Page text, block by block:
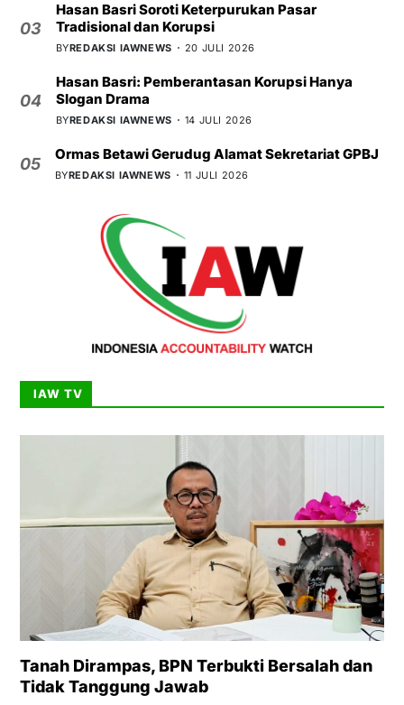
03
Hasan Basri Soroti Keterpurukan Pasar
Tradisional dan Korupsi
BYREDAKSI IAWNEWS 20 JULI 2026
04
Hasan Basri: Pemberantasan Korupsi Hanya
Slogan Drama
BYREDAKSI IAWNEWS 14 JULI 2026
05
Ormas Betawi Gerudug Alamat Sekretariat GPBJ
BYREDAKSI IAWNEWS 11 JULI 2026
IAW TV
Tanah Dirampas, BPN Terbukti Bersalah dan
Tidak Tanggung Jawab